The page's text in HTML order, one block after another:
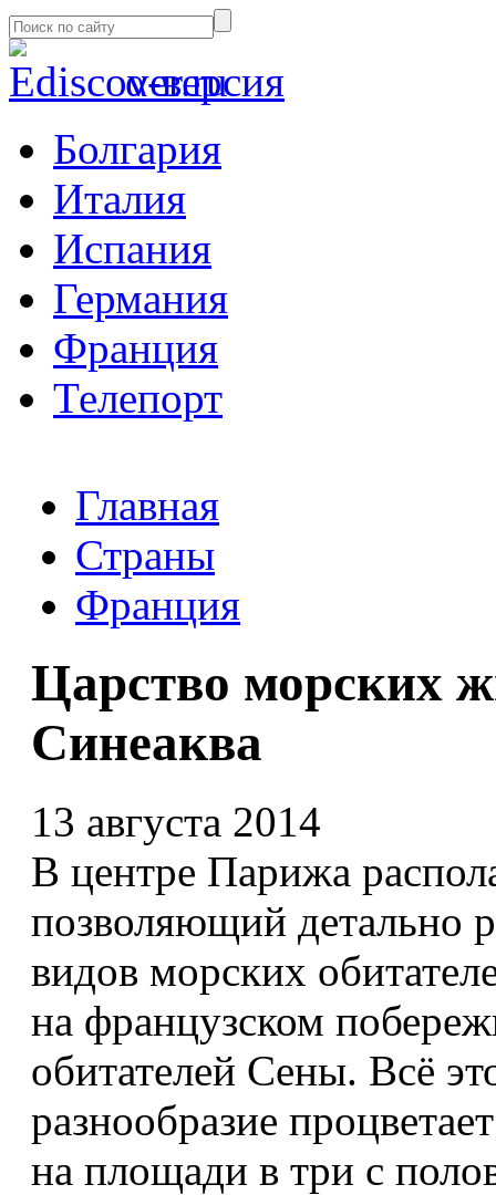
α-версия
Болгария
Италия
Испания
Германия
Франция
Телепорт
Главная
Страны
Франция
Царство морских
Синеаква
13 августа 2014
В центре Парижа
позволяющий детально
видов морских
на французском
обитателей Сены. Всё
разнообразие
на площади в три с